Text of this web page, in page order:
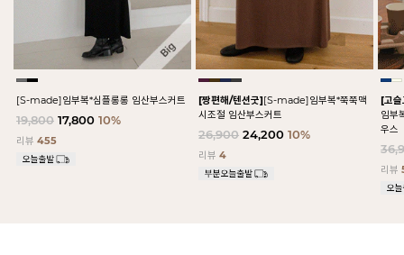
[S-made]임부복*심플롱롱 임산부스커트
19,800 17,800 10%
리뷰 455
[짱편해/텐션굿][S-made]임부복*쭉쭉맥
시조절 임산부스커트
26,900 24,200 10%
리뷰4
[고
임부
우스
리뷰